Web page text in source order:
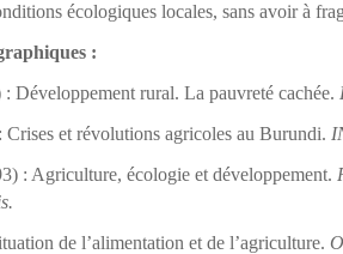
écologiques locales, sans avoir à
:
: Développement rural. La pauvreté cachée.
Crises et révolutions agricoles au Burundi.
: Agriculture, écologie et développement.
de l’alimentation et de l’agriculture.